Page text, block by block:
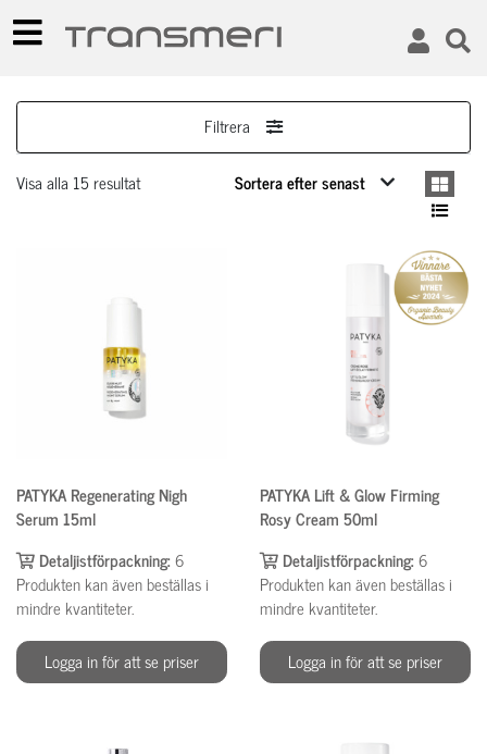
Filtrera
Visa alla 15 resultat
PATYKA Regenerating Nigh
Serum 15ml
Detaljistförpackning:6
Produkten kan även beställas i
mindre kvantiteter.
Logga in för att se priser
PATYKA Lift & Glow Firming
Rosy Cream 50ml
Detaljistförpackning:6
Produkten kan även beställas i
mindre kvantiteter.
Logga in för att se priser